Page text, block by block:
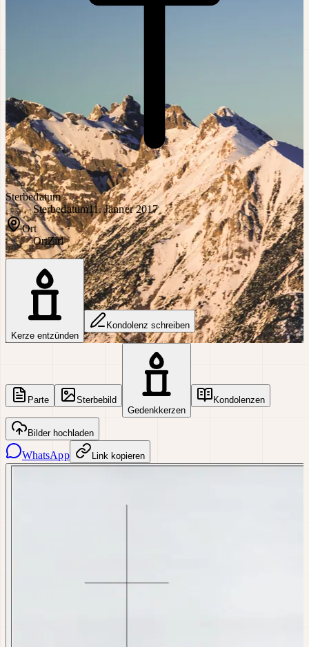
Sterbedatum
Sterbedatum11. Jänner 2017
Ort
OrtZirl
Kerze entzünden
Kondolenz schreiben
Parte
Sterbebild
Gedenkkerzen
Kondolenzen
Bilder hochladen
WhatsApp Link kopieren